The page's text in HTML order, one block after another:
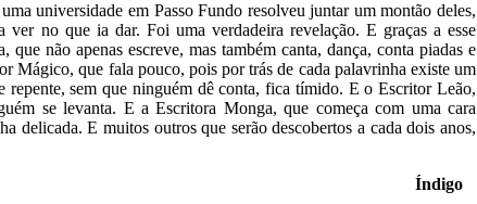
universidade em Passo Fundo resolveu juntar um montão deles,
no que ia dar. Foi uma verdadeira revelação. E graças a esse
não apenas escreve, mas também canta, dança, conta piadas e
Mágico, que fala pouco, pois por trás de cada palavrinha existe um
sem que ninguém dê conta, fica tímido. E o Escritor Leão,
se levanta. E a Escritora Monga, que começa com uma cara
delicada. E muitos outros que serão descobertos a cada dois anos,